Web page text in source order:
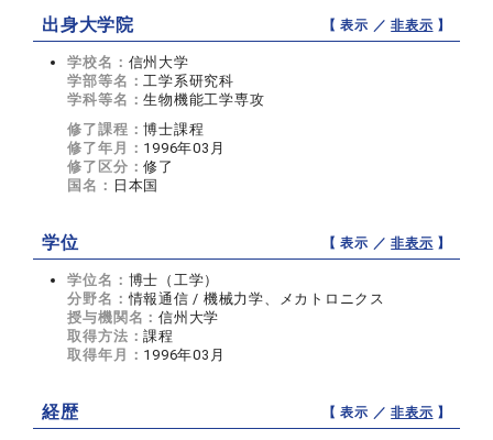
出身大学院 【 表示 ／非表示 】
学校名： 信州大学
学部等名：工学系研究科
学科等名：生物機能工学専攻
修了課程：博士課程
修了年月： 1996年03月
修了区分：修了
国名： 日本国
学位 【 表示 ／非表示 】
学位名： 博士（工学）
分野名：情報通信 / 機械力学、メカトロニクス
授与機関名：信州大学
取得方法：課程
取得年月： 1996年03月
経歴 【 表示 ／非表示 】